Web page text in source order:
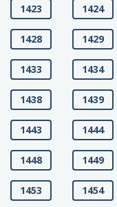
1423 1424
1428 1429
1433 1434
1438 1439
1443 1444
1448 1449
1453 1454